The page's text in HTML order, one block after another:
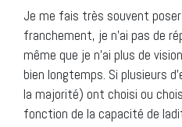
Je me fais très souvent
franchement, je n’ai pas de
même que je n’ai plus de
bien longtemps. Si plusieurs
la majorité) ont choisi ou
fonction de la capacité de